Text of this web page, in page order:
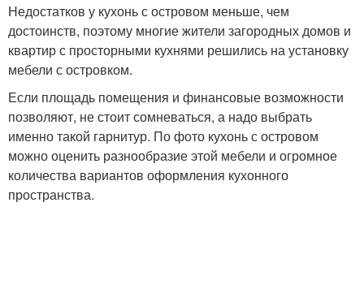
Недостатков у кухонь с островом меньше, чем
достоинств, поэтому многие жители загородных домов и
квартир с просторными кухнями решились на установку
мебели с островком.
Если площадь помещения и финансовые возможности
позволяют, не стоит сомневаться, а надо выбрать
именно такой гарнитур. По фото кухонь с островом
можно оценить разнообразие этой мебели и огромное
количества вариантов оформления кухонного
пространства.